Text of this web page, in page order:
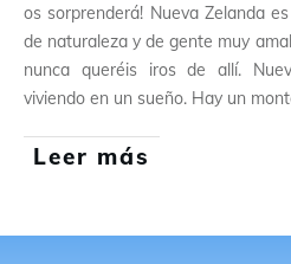
os sorprenderá! Nueva Zelanda
de naturaleza y de gente muy
nunca queréis iros de allí.
viviendo en un sueño. Hay un
Leer más